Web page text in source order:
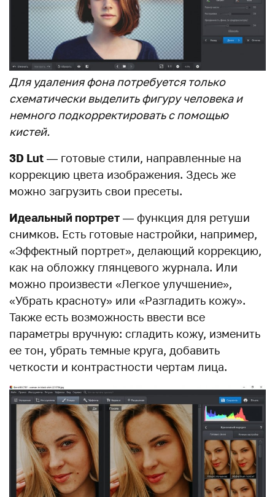
Для удаления фона потребуется только
схематически выделить фигуру человека и
немного подкорректировать с помощью
кистей.
3D Lut — готовые стили, направленные на
коррекцию цвета изображения. Здесь же
можно загрузить свои пресеты.
Идеальный портрет — функция для ретуши
снимков. Есть готовые настройки, например,
«Эффектный портрет», делающий коррекцию,
как на обложку глянцевого журнала. Или
можно произвести «Легкое улучшение»,
«Убрать красноту» или «Разгладить кожу».
Также есть возможность ввести все
параметры вручную: сгладить кожу, изменить
ее тон, убрать темные круга, добавить
четкости и контрастности чертам лица.